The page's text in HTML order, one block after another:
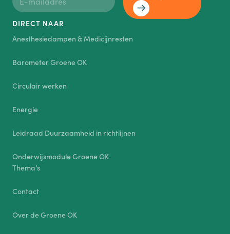
DIRECT NAAR
Anesthesiedampen & Medicijnresten
Barometer Groene OK
Circulair werken
Energie
Leidraad Duurzaamheid in richtlijnen
Onderwijsmodule Groene OK
Thema’s
Contact
Over de Groene OK